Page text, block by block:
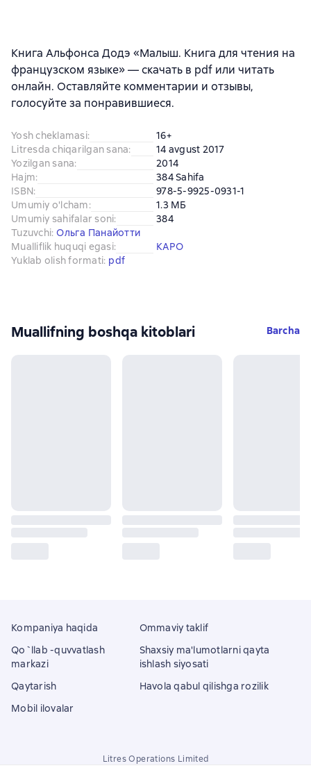
Книга Альфонса Додэ «Малыш. Книга для чтения на
французском языке» — скачать в pdf или читать
онлайн. Оставляйте комментарии и отзывы,
голосуйте за понравившиеся.
Yosh cheklamasi:
16+
Litresda chiqarilgan sana:
14 avgust 2017
Yozilgan sana:
2014
Hajm:
384 Sahifa
ISBN:
978-5-9925-0931-1
Umumiy o'lcham:
1.3 МБ
Umumiy sahifalar soni:
384
Tuzuvchi: Ольга Панайотти
Mualliflik huquqi egasi:
КАРО
Yuklab olish formati: pdf
Muallifning boshqa kitoblari Barcha
Kompaniya haqida
Qo`llab -quvvatlash
markazi
Qaytarish
Mobil ilovalar
Ommaviy taklif
Shaxsiy ma'lumotlarni qayta
ishlash siyosati
Havola qabul qilishga rozilik
Litres Operations Limited